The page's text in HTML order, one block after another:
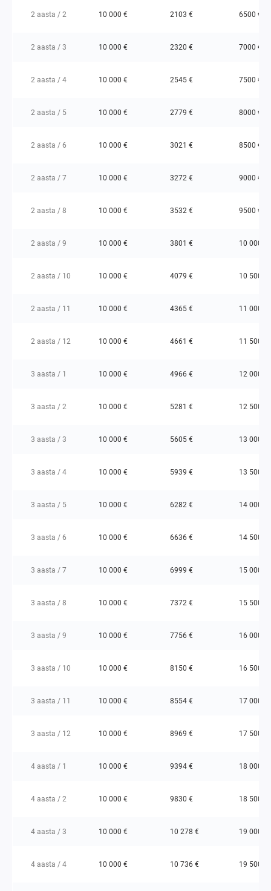
2 aasta / 2 10 000 € 2103 € 6500 €
2 aasta / 3 10 000 € 2320 € 7000 €
2 aasta / 4 10 000 € 2545 € 7500 €
2 aasta / 5 10 000 € 2779 € 8000 €
2 aasta / 6 10 000 € 3021 € 8500 €
2 aasta / 7 10 000 € 3272 € 9000 €
2 aasta / 8 10 000 € 3532 € 9500 €
2 aasta / 9 10 000 € 3801 € 10 000 €
2 aasta / 10 10 000 € 4079 € 10 500 €
2 aasta / 11 10 000 € 4365 € 11 000 €
2 aasta / 12 10 000 € 4661 € 11 500 €
3 aasta / 1 10 000 € 4966 € 12 000 €
3 aasta / 2 10 000 € 5281 € 12 500 €
3 aasta / 3 10 000 € 5605 € 13 000 €
3 aasta / 4 10 000 € 5939 € 13 500 €
3 aasta / 5 10 000 € 6282 € 14 000 €
3 aasta / 6 10 000 € 6636 € 14 500 €
3 aasta / 7 10 000 € 6999 € 15 000 €
3 aasta / 8 10 000 € 7372 € 15 500 €
3 aasta / 9 10 000 € 7756 € 16 000 €
3 aasta / 10 10 000 € 8150 € 16 500 €
3 aasta / 11 10 000 € 8554 € 17 000 €
3 aasta / 12 10 000 € 8969 € 17 500 €
4 aasta / 1 10 000 € 9394 € 18 000 €
4 aasta / 2 10 000 € 9830 € 18 500 €
4 aasta / 3 10 000 € 10 278 € 19 000 €
4 aasta / 4 10 000 € 10 736 € 19 500 €